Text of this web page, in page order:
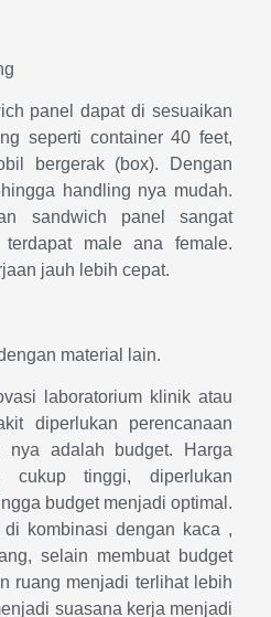
panel dapat di sesuaikan
seperti container 40 feet,
bergerak (box). Dengan
handling nya mudah.
sandwich panel sangat
male ana female.
jauh lebih cepat.
material lain.
laboratorium klinik atau
diperlukan perencanaan
adalah budget. Harga
cukup tinggi, diperlukan
budget menjadi optimal.
kombinasi dengan kaca ,
selain membuat budget
ruang menjadi terlihat lebih
suasana kerja menjadi